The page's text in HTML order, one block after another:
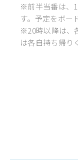
※前半当番は、
す。予定をボー
※20時以降は、
は各自持ち帰り